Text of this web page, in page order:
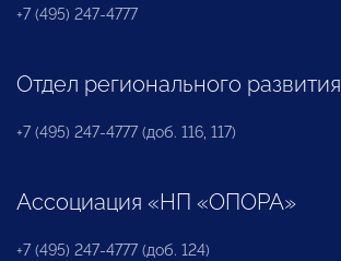
+7 (495) 247-4777
Отдел регионального развития
+7 (495) 247-4777 (доб. 116, 117)
Ассоциация «НП «ОПОРА»
+7 (495) 247-4777 (доб. 124)